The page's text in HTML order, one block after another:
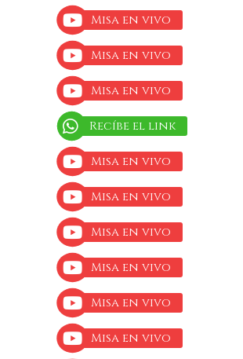
Misa en vivo
Misa en vivo
Misa en vivo
Recíbe el link
Misa en vivo
Misa en vivo
Misa en vivo
Misa en vivo
Misa en vivo
Misa en vivo